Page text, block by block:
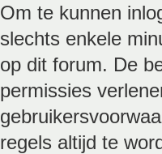
Om te kunnen
slechts enkele
op dit forum. De
permissies
regels altijd te